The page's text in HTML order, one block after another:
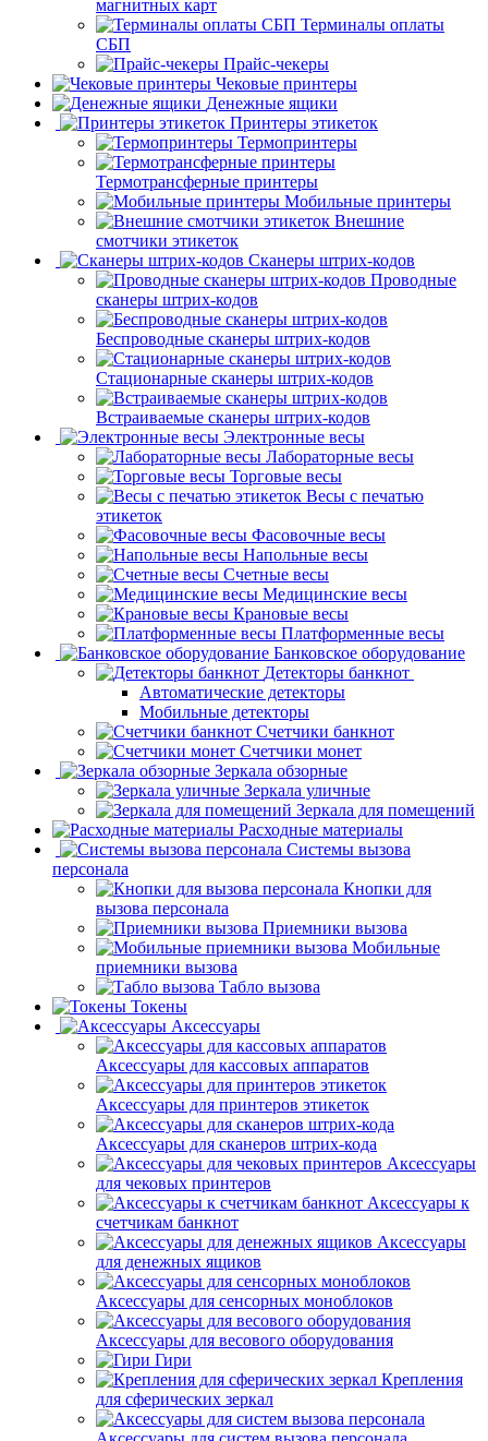
магнитных карт
Терминалы оплаты
СБП
Прайс-чекеры
Чековые принтеры
Денежные ящики
Принтеры этикеток
Термопринтеры
Термотрансферные принтеры
Мобильные принтеры
Внешние
смотчики этикеток
Сканеры штрих-кодов
Проводные
сканеры штрих-кодов
Беспроводные сканеры штрих-кодов
Стационарные сканеры штрих-кодов
Встраиваемые сканеры штрих-кодов
Электронные весы
Лабораторные весы
Торговые весы
Весы с печатью
этикеток
Фасовочные весы
Напольные весы
Счетные весы
Медицинские весы
Крановые весы
Платформенные весы
Банковское оборудование
Детекторы банкнот
Автоматические детекторы
Мобильные детекторы
Счетчики банкнот
Счетчики монет
Зеркала обзорные
Зеркала уличные
Зеркала для помещений
Расходные материалы
Системы вызова
персонала
Кнопки для
вызова персонала
Приемники вызова
Мобильные
приемники вызова
Табло вызова
Токены
Аксессуары
Аксессуары для кассовых аппаратов
Аксессуары для принтеров этикеток
Аксессуары для сканеров штрих-кода
Аксессуары
для чековых принтеров
Аксессуары к
счетчикам банкнот
Аксессуары
для денежных ящиков
Аксессуары для сенсорных моноблоков
Аксессуары для весового оборудования
Гири
Крепления
для сферических зеркал